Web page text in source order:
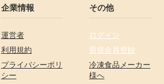
企業情報
運営者
利用規約
プライバシーポリ
シー
その他
ログイン
新規会員登録
冷凍食品メーカー
様へ